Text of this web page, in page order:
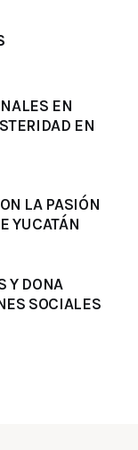
EN
EN
LA PASIÓN
YUCATÁN
Y DONA
SOCIALES